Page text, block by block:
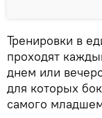
Тренировки в
проходят
днем или
для которых
самого